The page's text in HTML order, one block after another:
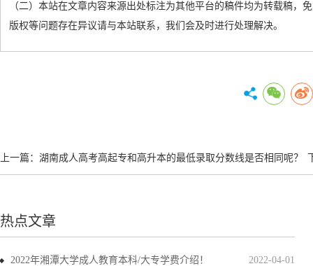
（二）本站在文章内容来源出处标注为其他平台的稿件均为转载稿
版权等问题存在异议请与本站联系，我们会及时进行处理解决。
上一篇： 湖南成人高考高起专和高升本的最低录取分数线是否相同呢？
热点文章
2022-04-01
2022年湘潭大学成人教育本科/大专学费介绍！